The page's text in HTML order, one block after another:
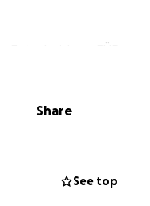
Entscheidung FÜR
was so ein Tier
vor allem ein
Share
See top